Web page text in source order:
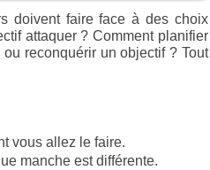
doivent faire face à des choix
attaquer ? Comment planifier
reconquérir un objectif ? Tout
vous allez le faire.
manche est différente.